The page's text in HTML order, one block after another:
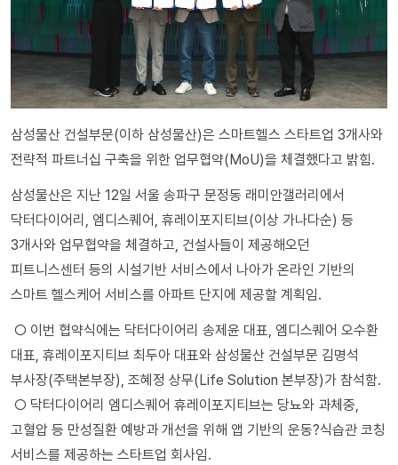
삼성물산 건설부문(이하 삼성물산)은 스마트헬스 스타트업 3개사와
전략적 파트너십 구축을 위한 업무협약(MoU)을 체결했다고 밝힘.
삼성물산은 지난 12일 서울 송파구 문정동 래미안갤러리에서
닥터다이어리, 엠디스퀘어, 휴레이포지티브(이상 가나다순) 등
3개사와 업무협약을 체결하고, 건설사들이 제공해오던
피트니스센터 등의 시설기반 서비스에서 나아가 온라인 기반의
스마트 헬스케어 서비스를 아파트 단지에 제공할 계획임.
○ 이번 협약식에는 닥터다이어리 송제윤 대표, 엠디스퀘어 오수환
대표, 휴레이포지티브 최두아 대표와 삼성물산 건설부문 김명석
부사장(주택본부장), 조혜정 상무(Life Solution 본부장)가 참석함.
○ 닥터다이어리 엠디스퀘어 휴레이포지티브는 당뇨와 과체중,
고혈압 등 만성질환 예방과 개선을 위해 앱 기반의 운동?식습관 코칭
서비스를 제공하는 스타트업 회사임.